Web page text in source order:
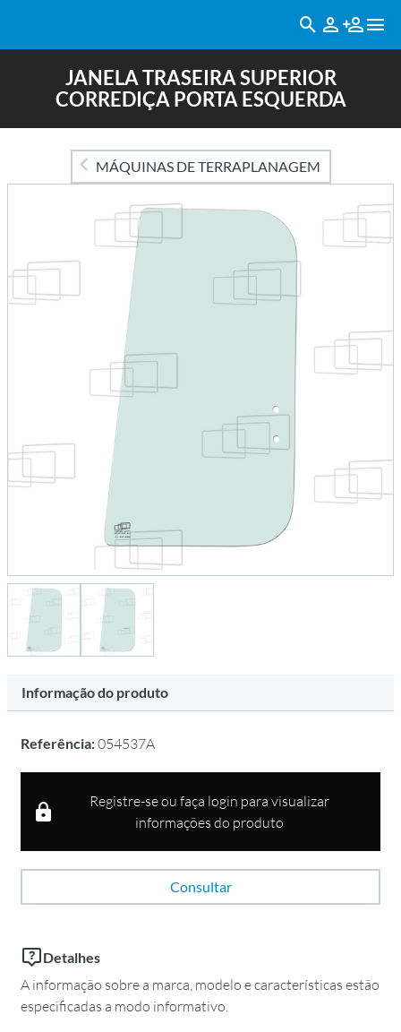
JANELA TRASEIRA SUPERIOR
CORREDIÇA PORTA ESQUERDA
MÁQUINAS DE TERRAPLANAGEM
Informação do produto
Referência:054537A
Registre-se ou faça login para visualizar
informações do produto
Consultar
Detalhes
A informação sobre a marca, modelo e características estão
especificadas a modo informativo.